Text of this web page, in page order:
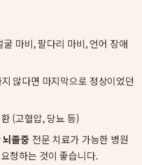
마비, 팔다리 마비, 언어 장애
않다면 마지막으로 정상이었던
(고혈압, 당뇨 등)
졸중 전문 치료가 가능한 병원
청하는 것이 좋습니다.